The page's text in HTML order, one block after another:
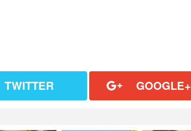
TWITTER GOOGLE+